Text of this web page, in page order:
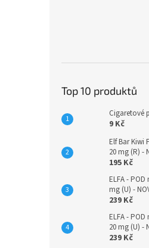
Top 10 produktů
Cigaretové
9 Kč
Elf Bar Kiwi
20 mg (R) -
195 Kč
ELFA -
mg (U) -
239 Kč
ELFA -
20 mg (U) -
239 Kč